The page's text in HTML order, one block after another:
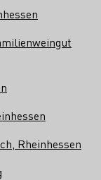
Rheinhessen